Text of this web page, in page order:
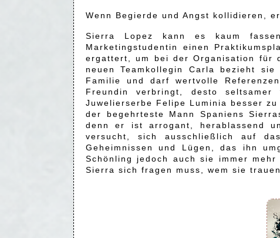
Wenn Begierde und Angst kollidieren,
Sierra Lopez kann es kaum
Marketingstudentin einen
ergattert, um bei der Organisation für
neuen Teamkollegin Carla bezieht
Familie und darf wertvolle
Freundin verbringt, desto
Juwelierserbe Felipe Luminia besser
der begehrteste Mann Spaniens
denn er ist arrogant, herablassend
versucht, sich ausschließlich auf
Geheimnissen und Lügen, das ihn
Schönling jedoch auch sie immer
Sierra sich fragen muss, wem sie trauen